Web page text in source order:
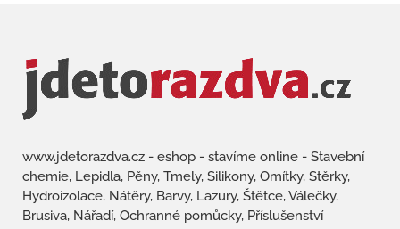
www.jdetorazdva.cz - eshop - stavíme online - Stavební
chemie, Lepidla, Pěny, Tmely, Silikony, Omítky, Stěrky,
Hydroizolace, Nátěry, Barvy, Lazury, Štětce, Válečky,
Brusiva, Nářadí, Ochranné pomůcky, Příslušenství